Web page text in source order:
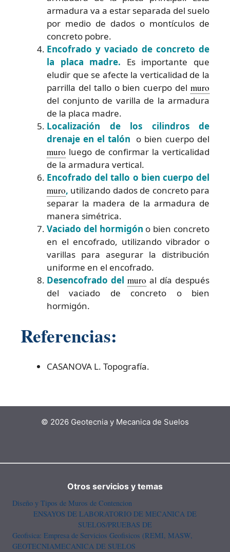
armadura va a estar separada del suelo
por medio de dados o montículos de
concreto pobre.
Encofrado y vaciado de concreto de
la placa madre. Es importante que
eludir que se afecte la verticalidad de la
parrilla del tallo o bien cuerpo del muro
del conjunto de varilla de la armadura
de la placa madre.
Localización de los cilindros de
drenaje en el talón o bien cuerpo del
muro luego de confirmar la verticalidad
de la armadura vertical.
Encofrado del tallo o bien cuerpo del
muro, utilizando dados de concreto para
separar la madera de la armadura de
manera simétrica.
Vaciado del hormigón o bien concreto
en el encofrado, utilizando vibrador o
varillas para asegurar la distribución
uniforme en el encofrado.
Desencofrado del muro al día después
del vaciado de concreto o bien
hormigón.
Referencias:
CASANOVA L. Topografía.
© 2026 Geotecnia y Mecanica de Suelos
Otros servicios y temas
Diseño y Tipos de Muros de Contencion
ENSAYOS DE LABORATORIO DE MECANICA DE
SUELOS/PRUEBAS DE
Geofisica: Empresa de Servicios Geofisicos (REMI, MASW,
GEOTECNIAMECANICA DE SUELOS